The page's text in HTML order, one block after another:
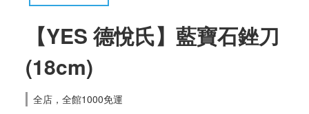
【YES 德悅氏】藍寶石銼刀
(18cm)
全店，全館1000免運